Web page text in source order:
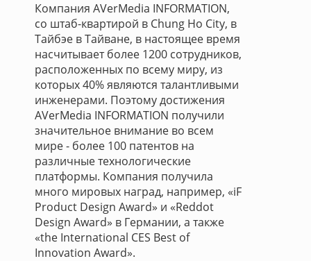
Компания AVerMedia INFORMATION,
со штаб-квартирой в Chung Ho City, в
Тайбэе в Тайване, в настоящее время
насчитывает более 1200 сотрудников,
расположенных по всему миру, из
которых 40% являются талантливыми
инженерами. Поэтому достижения
AVerMedia INFORMATION получили
значительное внимание во всем
мире - более 100 патентов на
различные технологические
платформы. Компания получила
много мировых наград, например, «iF
Product Design Award» и «Reddot
Design Award» в Германии, а также
«the International CES Best of
Innovation Award».